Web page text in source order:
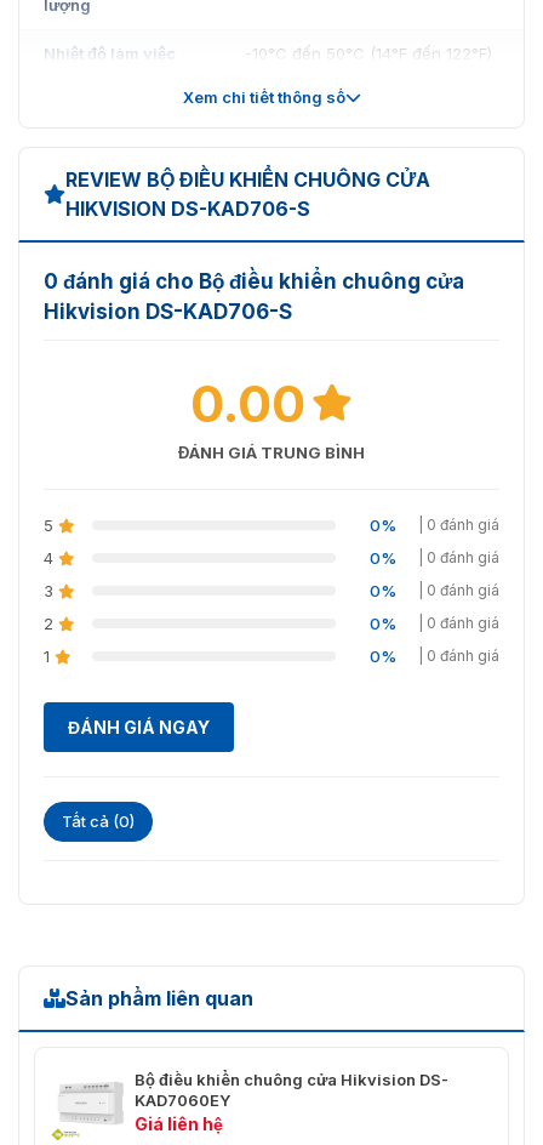
nay!!!
lượng
Nhiệt độ làm việc -10°C đến 50°C (14°F đến 122°F)
10% đến 90%
Xem chi tiết thông số
REVIEW BỘ ĐIỀU KHIỂN CHUÔNG CỬA
HIKVISION DS-KAD706-S
0 đánh giá cho Bộ điều khiển chuông cửa
Hikvision DS-KAD706-S
0.00
ĐÁNH GIÁ TRUNG BÌNH
5 0% | 0 đánh giá
4 0% | 0 đánh giá
3 0% | 0 đánh giá
2 0% | 0 đánh giá
1 0% | 0 đánh giá
ĐÁNH GIÁ NGAY
Tất cả (0)
Sản phẩm liên quan
Bộ điều khiển chuông cửa Hikvision DS-
KAD7060EY
Giá liên hệ